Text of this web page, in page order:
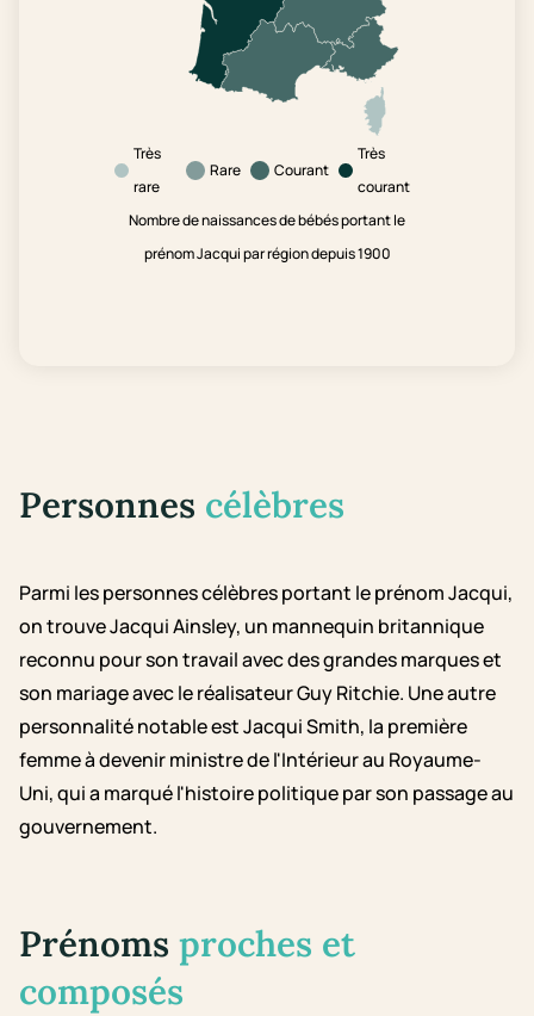
Très
rare
Rare Courant
Très
courant
Nombre de naissances de bébés portant le
prénom Jacqui par région depuis 1900
Personnes célèbres
Parmi les personnes célèbres portant le prénom Jacqui,
on trouve Jacqui Ainsley, un mannequin britannique
reconnu pour son travail avec des grandes marques et
son mariage avec le réalisateur Guy Ritchie. Une autre
personnalité notable est Jacqui Smith, la première
femme à devenir ministre de l'Intérieur au Royaume-
Uni, qui a marqué l'histoire politique par son passage au
gouvernement.
Prénoms proches et
composés